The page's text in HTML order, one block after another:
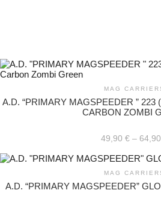
MAG
A.D. “PRIMARY MAGSPEEDER ” 223
CARBON ZOMBI
49,90 € – 64,90
Dieses
mehrere
MAG
A.D. “PRIMARY MAGSPEEDER”